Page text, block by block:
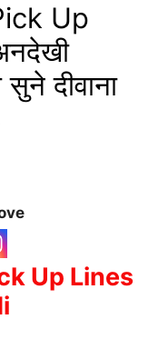
Up
दीवाना
Up Lines